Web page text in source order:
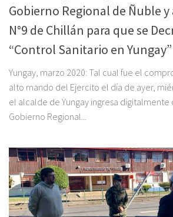
Gobierno Regional de Ñuble
N°9 de Chillán para que se
“Control Sanitario en Yungay”
Yungay, marzo 2020: Tal cual fue el
alto mando del Ejercito el día de ayer,
el alcalde de Yungay ingresa digitalmente
Gobierno Regional...